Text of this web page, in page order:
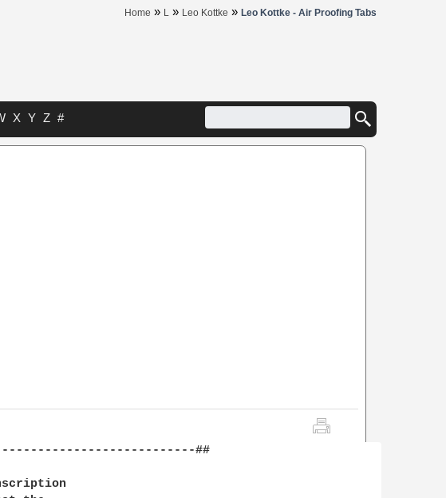
Home » L » Leo Kottke » Leo Kottke - Air Proofing Tabs
X Y Z #
##